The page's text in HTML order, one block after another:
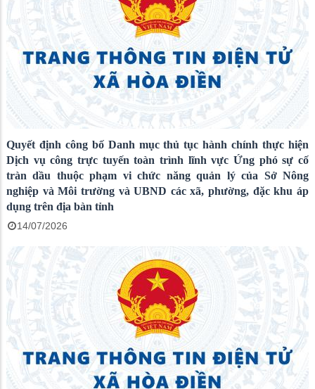
Quyết định công bố Danh mục thủ tục hành chính thực hiện
Dịch vụ công trực tuyến toàn trình lĩnh vực Ứng phó sự cố
tràn dầu thuộc phạm vi chức năng quản lý của Sở Nông
nghiệp và Môi trường và UBND các xã, phường, đặc khu áp
dụng trên địa bàn tỉnh
14/07/2026